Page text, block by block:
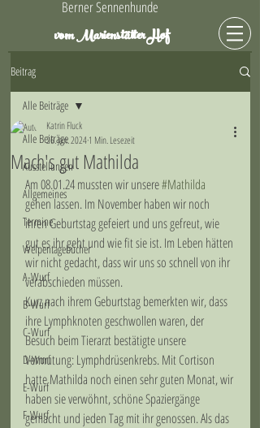
Berner Sennenhunde
vom MarienstätterHof
Beitrag
Alle Beiträge
Ausstellungen
Allgemeines
Termine
Welpentagebücher
A-Wurf
B-Wurf
C-Wurf
D-Wurf
E-Wurf
F-Wurf
Alle Beiträge
Mach's gut Mathilda
Katrin Fluck
26. Jan. 20241 Min. Lesezeit
Am 08.01.24 mussten wir unsere #Mathilda
gehen lassen. Im November haben wir noch
ihren Geburtstag gefeiert und uns gefreut, wie
gut es ihr geht und wie fit sie ist. Im Leben hätten
wir nicht gedacht, dass wir uns so schnell von ihr
verabschieden müssen.
Kurz nach ihrem Geburtstag bemerkten wir, dass
ihre Lymphknoten geschwollen waren, der
Besuch beim Tierarzt bestätigte unsere
Vermutung: Lymphdrüsenkrebs. Mit Cortison
hatte Mathilda noch einen sehr guten Monat, wir
haben sie verwöhnt, schöne Spaziergänge
gemacht und jeden Tag mit ihr genossen. Als das